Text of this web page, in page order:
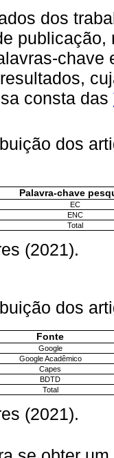
dos
chave
consta das
dos
Palavra-chave
EC
ENC
Total
(2021).
dos
Fonte
Google
Google Acadêmico
Capes
BDTD
Total
(2021).